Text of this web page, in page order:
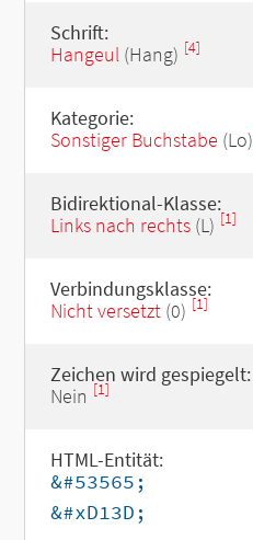
Schrift:
Hangeul(Hang) [4]
Kategorie:
Sonstiger Buchstabe (Lo)
Bidirektional-Klasse:
Links nach rechts(L) [1]
Verbindungsklasse:
Nicht versetzt(0) [1]
Zeichen wird gespiegelt:
Nein [1]
HTML-Entität:
&#53565;
&#xD13D;